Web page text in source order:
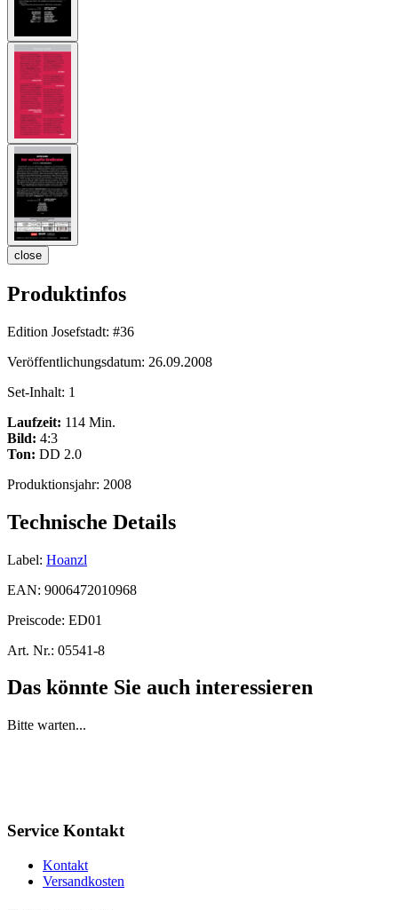
close
Produktinfos
Edition Josefstadt: #36
Veröffentlichungsdatum: 26.09.2008
Set-Inhalt: 1
Laufzeit: 114 Min.
Bild: 4:3
Ton: DD 2.0
Produktionsjahr: 2008
Technische Details
Label: Hoanzl
EAN: 9006472010968
Preiscode: ED01
Art. Nr.: 05541-8
Das könnte Sie auch interessieren
Bitte warten...
Service Kontakt
Kontakt
Versandkosten